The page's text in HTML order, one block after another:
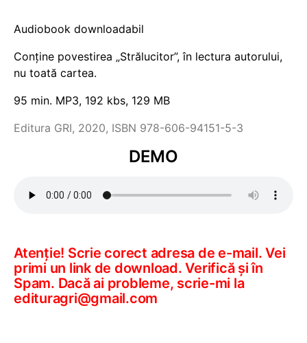
Audiobook downloadabil
Conține povestirea „Strălucitor”, în lectura autorului,
nu toată cartea.
95 min. MP3, 192 kbs, 129 MB
Editura GRI, 2020, ISBN 978-606-94151-5-3
DEMO
Atenție! Scrie corect adresa de e-mail. Vei
primi un link de download. Verifică și în
Spam. Dacă ai probleme, scrie-mi la
edituragri@gmail.com